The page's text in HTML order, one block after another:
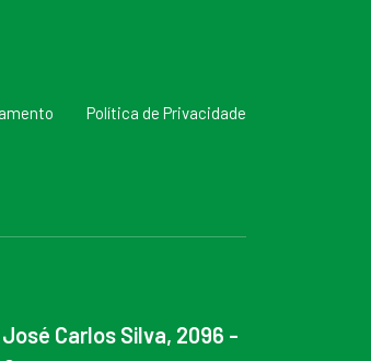
Política de Privacidade
Carlos Silva, 2096 -